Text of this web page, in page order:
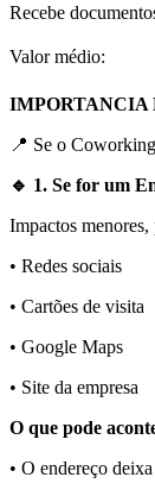
Recebe
Valor
IMPORTANCIA
📍 Se o
🔹 1. Se for um
Impactos menores,
• Redes sociais
• Cartões de visita
• Google Maps
• Site da empresa
O que pode
• O endereço